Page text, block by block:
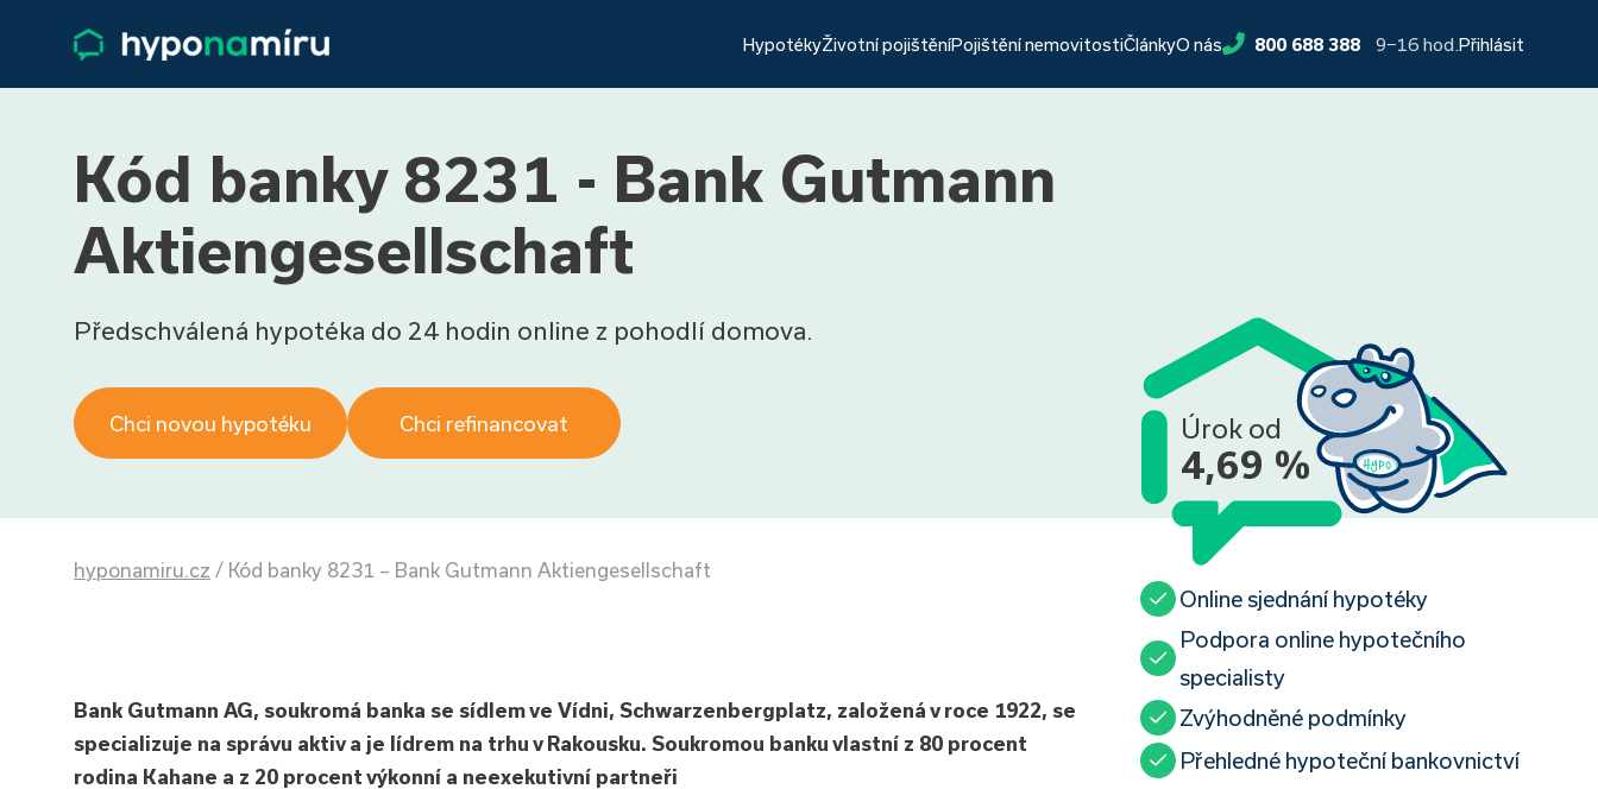
HypotékyŽivotní pojištěníPojištění nemovitostiČlánkyO nás 800 688 388 9−16 hod. Přihlásit
Kód banky 8231 - Bank Gutmann
Aktiengesellschaft
Předschválená hypotéka do 24 hodin online z pohodlí domova.
Chci novou hypotéku Chci refinancovat Úrok od
4,69 %
hyponamiru.cz / Kód banky 8231 – Bank Gutmann Aktiengesellschaft
Bank Gutmann AG, soukromá banka se sídlem ve Vídni, Schwarzenbergplatz, založená v roce 1922, se
specializuje na správu aktiv a je lídrem na trhu v Rakousku. Soukromou banku vlastní z 80 procent
rodina Kahane a z 20 procent výkonní a neexekutivní partneři
Online sjednání hypotéky
Podpora online hypotečního
specialisty
Zvýhodněné podmínky
Přehledné hypoteční bankovnictví